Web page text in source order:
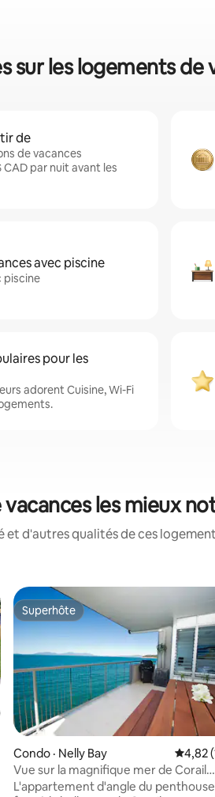
sur les logements de
de
de vacances
par nuit avant les
avec piscine
piscine
pour les
adorent Cuisine, Wi-Fi
les mieux
d'autres qualités de ces
de 4,93 sur 5, 166 commentaires
Superhôte
Superhôte
Condo · Nelly Bay Note
4,82
Vue sur la magnifique mer de Corail
depuis une île tropicale
L'appartement d'angle du